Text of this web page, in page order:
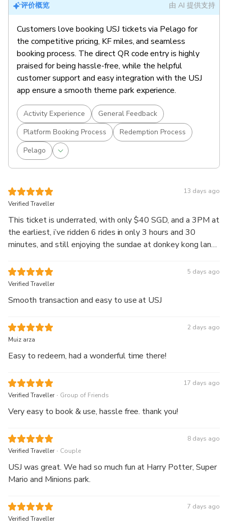
评价概览 由 AI 提供支持
Customers love booking USJ tickets via Pelago for
the competitive pricing, KF miles, and seamless
booking process. The direct QR code entry is highly
praised for being hassle-free, while the helpful
customer support and easy integration with the USJ
app ensure a smooth theme park experience.
Activity Experience
General Feedback
Platform Booking Process
Redemption Process
Pelago
13 days ago
Verified Traveller
This ticket is underrated, with only $40 SGD, and a 3PM at
the earliest, i’ve ridden 6 rides in only 3 hours and 30
minutes, and still enjoying the sundae at donkey kong land
5 days ago
Verified Traveller
Smooth transaction and easy to use at USJ
2 days ago
Muiz arza
Easy to redeem, had a wonderful time there!
17 days ago
Verified Traveller . Group of Friends
Very easy to book & use, hassle free. thank you!
8 days ago
Verified Traveller . Couple
USJ was great. We had so much fun at Harry Potter, Super
Mario and Minions park.
7 days ago
Verified Traveller